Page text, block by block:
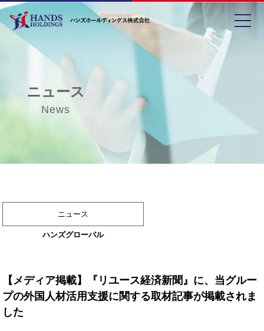
ニュース
News
ニュース
【メディア掲載】『リユース経済新聞』に、当グルー
プの外国人材活用支援に関する取材記事が掲載されま
した